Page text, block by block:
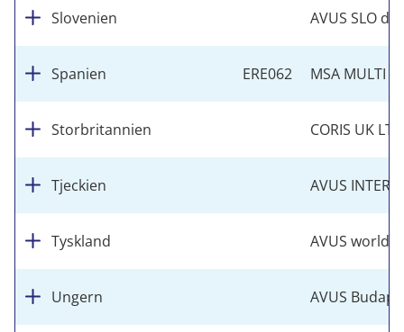
Slovenien AVUS SLO
Spanien ERE062 MSA MULTI
Storbritannien CORIS UK LTD
Tjeckien AVUS
Tyskland AVUS
Ungern AVUS